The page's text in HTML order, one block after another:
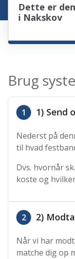
Dette er
i Nakskov
Brug
1 1) Send
Nederst på
til hvad
Dvs. hvornår
koste og
2 2)
Når vi har
matche dig op